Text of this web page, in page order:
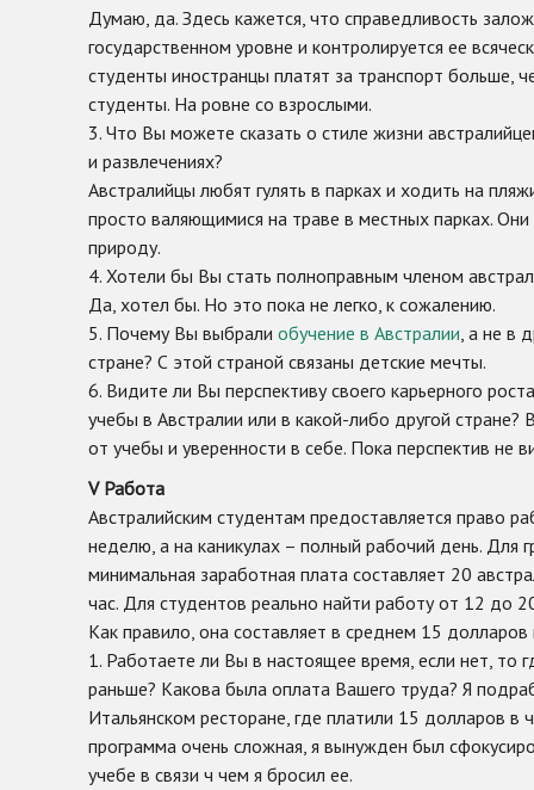
Думаю, да. Здесь кажется, что справедливость
государственном уровне и контролируется ее
студенты иностранцы платят за транспорт больше,
студенты. На ровне со взрослыми.
3. Что Вы можете сказать о стиле жизни
и развлечениях?
Австралийцы любят гулять в парках и ходить на
просто валяющимися на траве в местных парках. Они
природу.
4. Хотели бы Вы стать полноправным членом
Да, хотел бы. Но это пока не легко, к сожалению.
5. Почему Вы выбрали обучение в Австралии, а не в
стране? С этой страной связаны детские мечты.
6. Видите ли Вы перспективу своего карьерного
учебы в Австралии или в какой-либо другой стране?
от учебы и уверенности в себе. Пока перспектив не
VРабота
Австралийским студентам предоставляется право
неделю, а на каникулах – полный рабочий день. Для
минимальная заработная плата составляет 20
час. Для студентов реально найти работу от 12 до
Как правило, она составляет в среднем 15 долларов
1. Работаете ли Вы в настоящее время, если нет, то
раньше? Какова была оплата Вашего труда? Я
Итальянском ресторане, где платили 15 долларов в
программа очень сложная, я вынужден был
учебе в связи ч чем я бросил ее.